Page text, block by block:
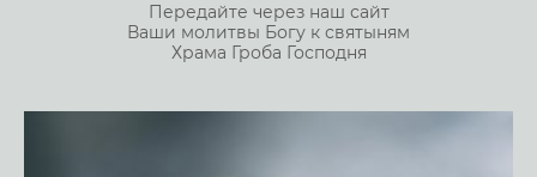
Передайте через наш сайт
Ваши молитвы Богу к святыням
Храма Гроба Господня